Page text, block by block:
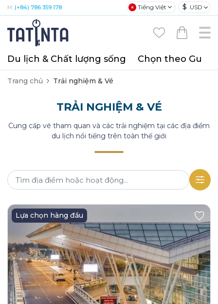
M: (+84) 786 359 178 Tiếng Việt $ USD
Du lịch & Chất lượng sống Chọn theo Gu
Trang chủ Trải nghiệm & Vé
TRẢI NGHIỆM & VÉ
Cung cấp vé tham quan và các trải nghiệm tại các địa điểm
du lịch nổi tiếng trên toàn thế giới
Lựa chọn hàng đầu